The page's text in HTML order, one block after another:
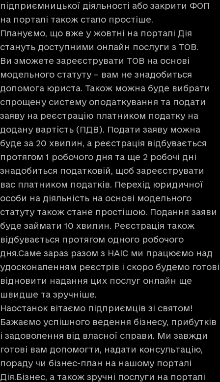
підприємницької діяльності або закрити ФОП
на порталі також стало простіше.
Плануємо, що вже у жовтні на порталі Дія
стануть доступними онлайн послуги з ТОВ.
Ви зможете зареєструвати ТОВ на основі
модельного статуту – вам не знадобиться
допомога юриста. Також можна буде вибрати
спрощену систему оподаткування та подати
заяву на реєстрацію платником податку на
додану вартість (ПДВ). Подати заяву можна
буде за 20 хвилин, а реєстрація відбувається
протягом 1 робочого дня та ще 2 робочі дні
знадобиться податковій, щоб зареєструвати
вас платником податків. Перехід юридичної
особи на діяльність на основі модельного
статуту також стане простішою. Подання заяви
буде займати 10 хвилин. Реєстрація також
відбувається протягом одного робочого
дня.Саме зараз разом з НАІС ми працюємо над
удосконаленням реєстрів і скоро будемо готові
відновити надання цих послуг онлайн ще
швидше та зручніше.
Наостанок вітаємо підприємців зі святом!
Бажаємо успішного ведення бізнесу, прибутків
і задоволення від власної справи. Ми завжди
готові вам допомогти, надати консультацію,
пораду чи бізнес-план на нашому порталі
Дія.Бізнес, а також зручні послуги на порталі